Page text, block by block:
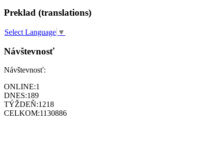
Preklad (translations)
Select Language ▼
Návštevnosť
Návštevnosť:
ONLINE:1
DNES:189
TÝŽDEŇ:1218
CELKOM:1130886